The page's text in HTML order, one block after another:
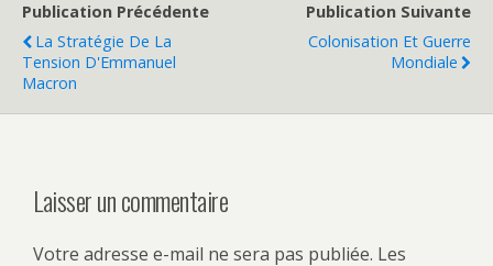
Publication Précédente
La Stratégie De La
Tension D'Emmanuel
Macron
Publication Suivante
Colonisation Et Guerre
Mondiale
Laisser un commentaire
Votre adresse e-mail ne sera pas publiée. Les